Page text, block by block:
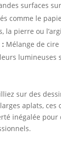
surfaces
comme le
la pierre ou
Mélange de cire
lumineuses
sur des
aplats, ces
inégalée pour